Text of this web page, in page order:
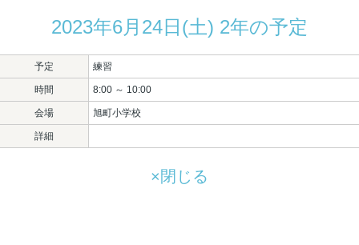
2023年6月24日(土) 2年の予定
予定 練習
時間 8:00 ～ 10:00
会場 旭町小学校
詳細
×閉じる